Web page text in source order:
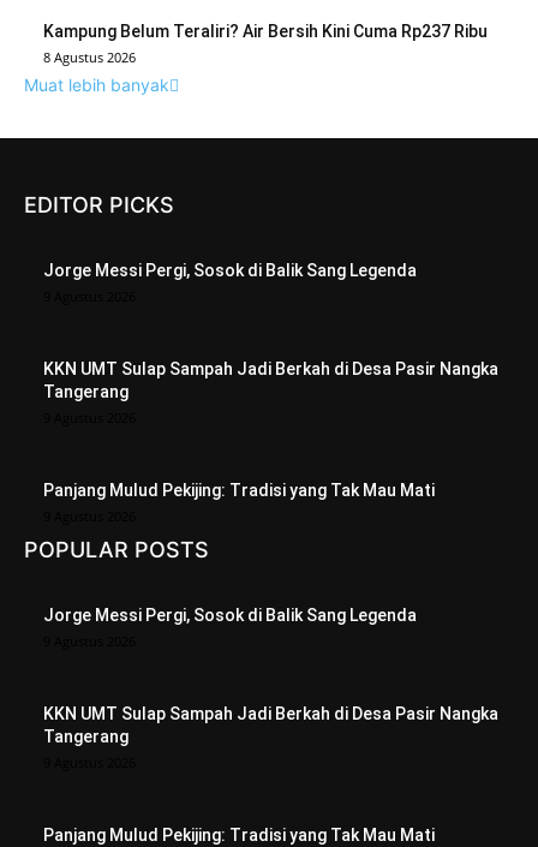
Kampung Belum Teraliri? Air Bersih Kini Cuma Rp237 Ribu
8 Agustus 2026
Muat lebih banyak
EDITOR PICKS
Jorge Messi Pergi, Sosok di Balik Sang Legenda
KKN UMT Sulap Sampah Jadi Berkah di Desa Pasir Nangka
Tangerang
Panjang Mulud Pekijing: Tradisi yang Tak Mau Mati
POPULAR POSTS
Jorge Messi Pergi, Sosok di Balik Sang Legenda
KKN UMT Sulap Sampah Jadi Berkah di Desa Pasir Nangka
Tangerang
Panjang Mulud Pekijing: Tradisi yang Tak Mau Mati